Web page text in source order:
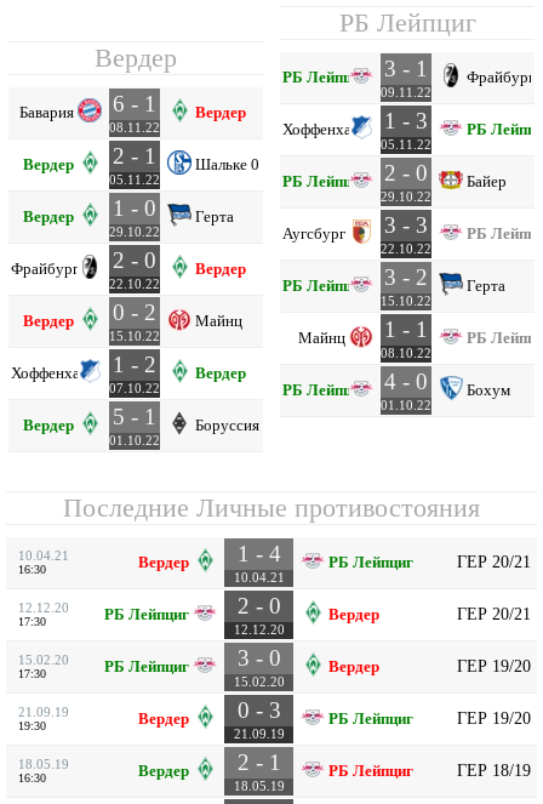
Вердер
Бавария 6 - 1
08.11.22
Вердер
Вердер 2 - 1
05.11.22
Шальке 04
Вердер 1 - 0
29.10.22
Герта
Фрайбург 2 - 0
22.10.22
Вердер
Вердер 0 - 2
15.10.22
Майнц
Хоффенхайм 1 - 2
07.10.22
Вердер
Вердер 5 - 1
01.10.22
Боруссия М
РБ Лейпциг
РБ Лейпциг 3 - 1
09.11.22
Фрайбург
Хоффенхайм 1 - 3
05.11.22
РБ
РБ Лейпциг 2 - 0
29.10.22
Байер
Аугсбург 3 - 3
22.10.22
РБ
РБ Лейпциг 3 - 2
15.10.22
Герта
Майнц 1 - 1
08.10.22
РБ
РБ Лейпциг 4 - 0
01.10.22
Бохум
Последние Личные противостояния
10.04.21
16:30 Вердер 1 - 4
10.04.21
РБ Лейпциг ГЕР 20/21
12.12.20
17:30 РБ Лейпциг 2 - 0
12.12.20
Вердер ГЕР 20/21
15.02.20
17:30 РБ Лейпциг 3 - 0
15.02.20
Вердер ГЕР 19/20
21.09.19
19:30 Вердер 0 - 3
21.09.19
РБ Лейпциг ГЕР 19/20
18.05.19
16:30 Вердер 2 - 1
18.05.19
РБ Лейпциг ГЕР 18/19